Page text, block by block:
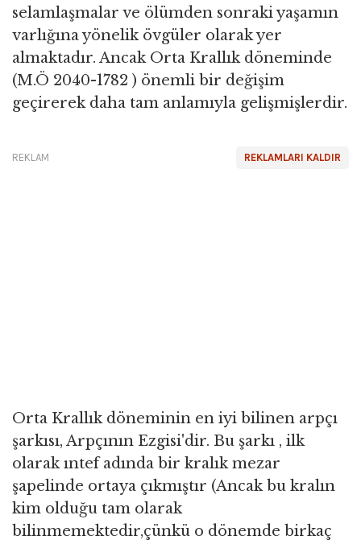
selamlaşmalar ve ölümden sonraki yaşamın
varlığına yönelik övgüler olarak yer
almaktadır. Ancak Orta Krallık döneminde
(M.Ö 2040-1782 ) önemli bir değişim
geçirerek daha tam anlamıyla gelişmişlerdir.
REKLAMLARI KALDIR
REKLAM
Orta Krallık döneminin en iyi bilinen arpçı
şarkısı, Arpçının Ezgisi'dir. Bu şarkı , ilk
olarak ıntef adında bir kralık mezar
şapelinde ortaya çıkmıştır (Ancak bu kralın
kim olduğu tam olarak
bilinmemektedir,çünkü o dönemde birkaç